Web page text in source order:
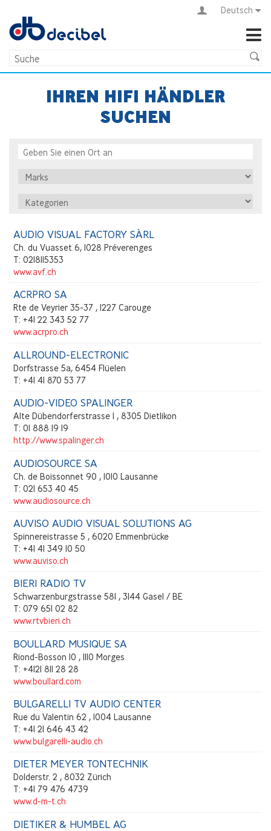
Deutsch
IHREN HIFI HÄNDLER
SUCHEN
AUDIO VISUAL FACTORY SÀRL
Ch. du Vuasset 6, 1028 Préverenges
T: 0218115353
www.avf.ch
ACRPRO SA
Rte de Veyrier 35-37 , 1227 Carouge
T: +41 22 343 52 77
www.acrpro.ch
ALLROUND-ELECTRONIC
Dorfstrasse 5a, 6454 Flüelen
T: +41 41 870 53 77
AUDIO-VIDEO SPALINGER
Alte Dübendorferstrasse 1 , 8305 Dietlikon
T: 01 888 19 19
http://www.spalinger.ch
AUDIOSOURCE SA
Ch. de Boissonnet 90 , 1010 Lausanne
T: 021 653 40 45
www.audiosource.ch
AUVISO AUDIO VISUAL SOLUTIONS AG
Spinnereistrasse 5 , 6020 Emmenbrücke
T: +41 41 349 10 50
www.auviso.ch
BIERI RADIO TV
Schwarzenburgstrasse 581 , 3144 Gasel / BE
T: 079 651 02 82
www.rtvbieri.ch
BOULLARD MUSIQUE SA
Riond-Bosson 10 , 1110 Morges
T: +4121 811 28 28
www.boullard.com
BULGARELLI TV AUDIO CENTER
Rue du Valentin 62 , 1004 Lausanne
T: +41 21 646 43 42
www.bulgarelli-audio.ch
DIETER MEYER TONTECHNIK
Dolderstr. 2 , 8032 Zürich
T: +41 79 476 4739
www.d-m-t.ch
DIETIKER & HUMBEL AG